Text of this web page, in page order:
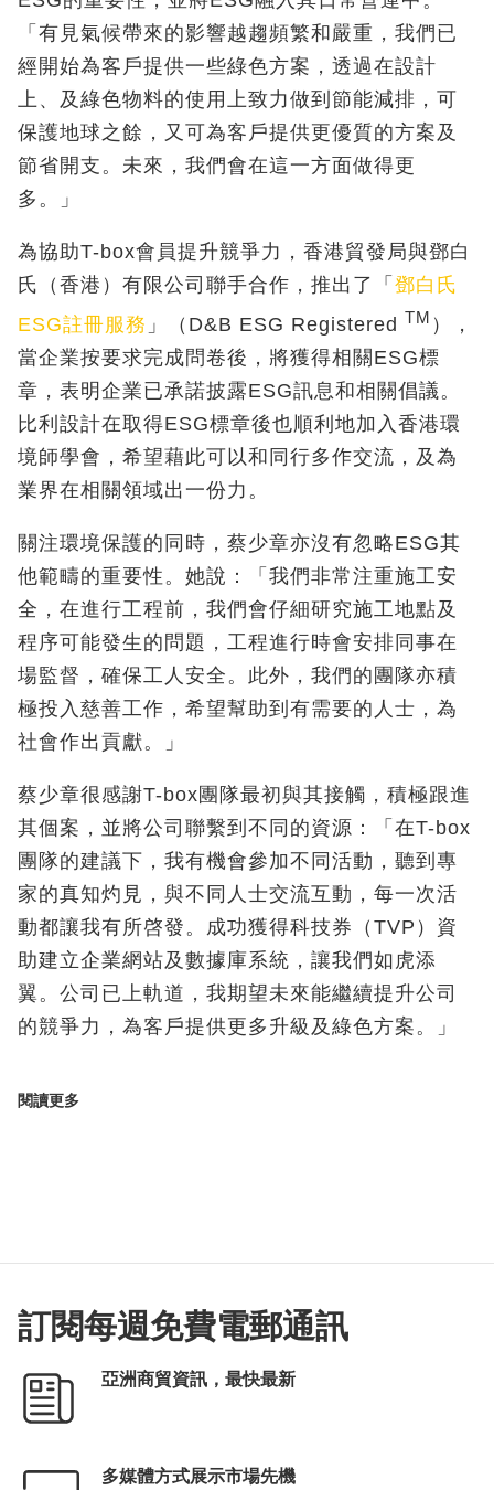
「有見氣候帶來的影響越趨頻繁和嚴重，我們已
經開始為客戶提供一些綠色方案，透過在設計
上、及綠色物料的使用上致力做到節能減排，可
保護地球之餘，又可為客戶提供更優質的方案及
節省開支。未來，我們會在這一方面做得更
多。」
為協助T-box會員提升競爭力，香港貿發局與鄧白
氏（香港）有限公司聯手合作，推出了「 鄧白氏
ESG註冊服務 」（D&B ESG Registered TM ）
，
當企業按要求完成問卷後，將獲得相關 ESG標
章，表明企業已承諾披露ESG訊息和相關倡議。
比利設計在取得ESG標章後也順利地加入香港環
境師學會，希望藉此可以和同行多作交流，及為
業界在相關領域出一份力。
關注環境保護的同時，蔡少章亦沒有忽略ESG其
他範疇的重要性。她說：「我們非常注重施工安
全，在進行工程前，我們會仔細研究施工地點及
程序可能發生的問題，工程進行時會安排同事在
場監督，確保工人安全。此外，我們的團隊亦積
極投入慈善工作，希望幫助到有需要的人士，為
社會作出貢獻。」
蔡少章很感謝T-box 團隊最初與其接觸，積極跟進
其個案，並將公司聯繫到不同的資源：「在T-box
團隊的建議下，我有機會參加不同活動，聽到專
家的真知灼見，與不同人士交流互動，每一次活
動都讓我有所啓發。成功獲得科技券（TVP ）資
助建立企業網站及數據庫系統，讓我們如虎添
翼。公司已上軌道，我期望未來能繼續提升公司
的競爭力，為客戶提供更多升級及綠色方案。」
閱讀更多
訂閱每週免費電郵通訊
亞洲商貿資訊，最快最新
多媒體方式展示市場先機